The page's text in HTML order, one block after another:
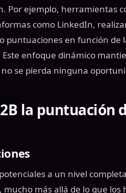
Por ejemplo, herramientas
como LinkedIn,
puntuaciones en función de
enfoque dinámico
se pierda ninguna
la puntuación
a un nivel
más allá de lo que